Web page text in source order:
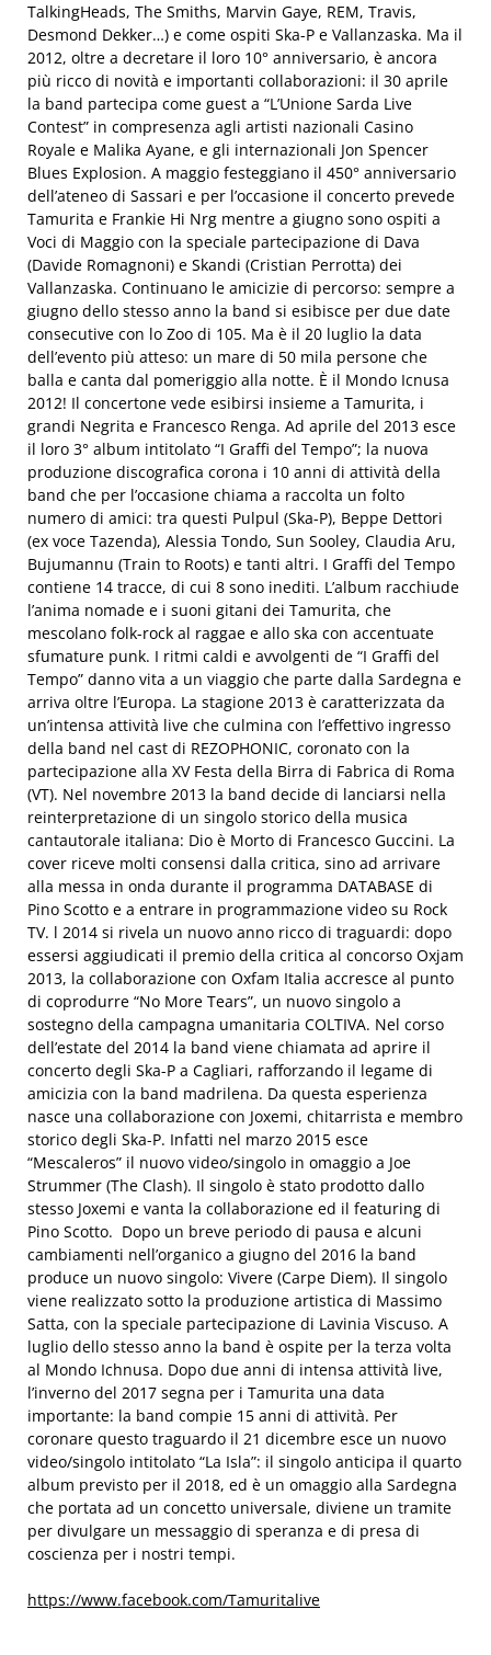
TalkingHeads, The Smiths, Marvin Gaye, REM, Travis,
Desmond Dekker…) e come ospiti Ska-P e Vallanzaska. Ma il
2012, oltre a decretare il loro 10° anniversario, è ancora
più ricco di novità e importanti collaborazioni: il 30 aprile
la band partecipa come guest a “L’Unione Sarda Live
Contest” in compresenza agli artisti nazionali Casino
Royale e Malika Ayane, e gli internazionali Jon Spencer
Blues Explosion. A maggio festeggiano il 450° anniversario
dell’ateneo di Sassari e per l’occasione il concerto prevede
Tamurita e Frankie Hi Nrg mentre a giugno sono ospiti a
Voci di Maggio con la speciale partecipazione di Dava
(Davide Romagnoni) e Skandi (Cristian Perrotta) dei
Vallanzaska. Continuano le amicizie di percorso: sempre a
giugno dello stesso anno la band si esibisce per due date
consecutive con lo Zoo di 105. Ma è il 20 luglio la data
dell’evento più atteso: un mare di 50 mila persone che
balla e canta dal pomeriggio alla notte. È il Mondo Icnusa
2012! Il concertone vede esibirsi insieme a Tamurita, i
grandi Negrita e Francesco Renga. Ad aprile del 2013 esce
il loro 3° album intitolato “I Graffi del Tempo”; la nuova
produzione discografica corona i 10 anni di attività della
band che per l’occasione chiama a raccolta un folto
numero di amici: tra questi Pulpul (Ska-P), Beppe Dettori
(ex voce Tazenda), Alessia Tondo, Sun Sooley, Claudia Aru,
Bujumannu (Train to Roots) e tanti altri. I Graffi del Tempo
contiene 14 tracce, di cui 8 sono inediti. L’album racchiude
l’anima nomade e i suoni gitani dei Tamurita, che
mescolano folk-rock al raggae e allo ska con accentuate
sfumature punk. I ritmi caldi e avvolgenti de “I Graffi del
Tempo” danno vita a un viaggio che parte dalla Sardegna e
arriva oltre l’Europa. La stagione 2013 è caratterizzata da
un’intensa attività live che culmina con l’effettivo ingresso
della band nel cast di REZOPHONIC, coronato con la
partecipazione alla XV Festa della Birra di Fabrica di Roma
(VT). Nel novembre 2013 la band decide di lanciarsi nella
reinterpretazione di un singolo storico della musica
cantautorale italiana: Dio è Morto di Francesco Guccini. La
cover riceve molti consensi dalla critica, sino ad arrivare
alla messa in onda durante il programma DATABASE di
Pino Scotto e a entrare in programmazione video su Rock
TV. l 2014 si rivela un nuovo anno ricco di traguardi: dopo
essersi aggiudicati il premio della critica al concorso Oxjam
2013, la collaborazione con Oxfam Italia accresce al punto
di coprodurre “No More Tears”, un nuovo singolo a
sostegno della campagna umanitaria COLTIVA. Nel corso
dell’estate del 2014 la band viene chiamata ad aprire il
concerto degli Ska-P a Cagliari, rafforzando il legame di
amicizia con la band madrilena. Da questa esperienza
nasce una collaborazione con Joxemi, chitarrista e membro
storico degli Ska-P. Infatti nel marzo 2015 esce
“Mescaleros” il nuovo video/singolo in omaggio a Joe
Strummer (The Clash). Il singolo è stato prodotto dallo
stesso Joxemi e vanta la collaborazione ed il featuring di
Pino Scotto. Dopo un breve periodo di pausa e alcuni
cambiamenti nell’organico a giugno del 2016 la band
produce un nuovo singolo: Vivere (Carpe Diem). Il singolo
viene realizzato sotto la produzione artistica di Massimo
Satta, con la speciale partecipazione di Lavinia Viscuso. A
luglio dello stesso anno la band è ospite per la terza volta
al Mondo Ichnusa. Dopo due anni di intensa attività live,
l’inverno del 2017 segna per i Tamurita una data
importante: la band compie 15 anni di attività. Per
coronare questo traguardo il 21 dicembre esce un nuovo
video/singolo intitolato “La Isla”: il singolo anticipa il quarto
album previsto per il 2018, ed è un omaggio alla Sardegna
che portata ad un concetto universale, diviene un tramite
per divulgare un messaggio di speranza e di presa di
coscienza per i nostri tempi.
https://www.facebook.com/Tamuritalive